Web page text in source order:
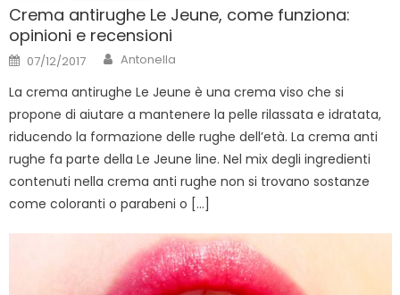
Crema antirughe Le Jeune, come funziona:
opinioni e recensioni
Posted
on
07/12/2017 Author
Antonella
La crema antirughe Le Jeune è una crema viso che si
propone di aiutare a mantenere la pelle rilassata e idratata,
riducendo la formazione delle rughe dell’età. La crema anti
rughe fa parte della Le Jeune line. Nel mix degli ingredienti
contenuti nella crema anti rughe non si trovano sostanze
come coloranti o parabeni o […]